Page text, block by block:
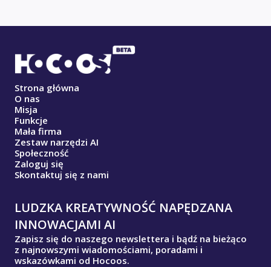
Strona główna
O nas
Misja
Funkcje
Mała firma
Zestaw narzędzi AI
Społeczność
Zaloguj się
Skontaktuj się z nami
LUDZKA KREATYWNOŚĆ NAPĘDZANA
INNOWACJAMI AI
Zapisz się do naszego newslettera i bądź na bieżąco
z najnowszymi wiadomościami, poradami i
wskazówkami od Hocoos.